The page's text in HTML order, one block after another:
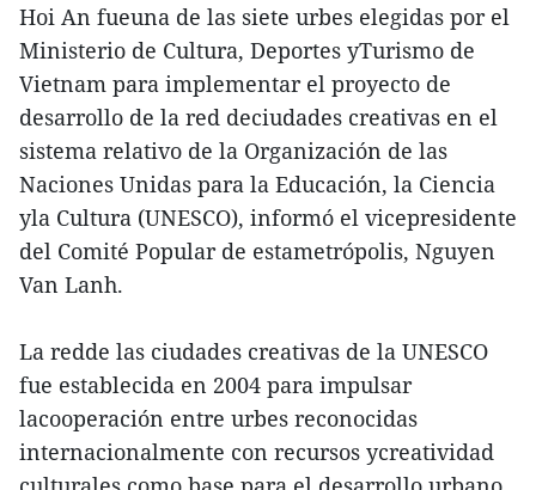
Hoi An fueuna de las siete urbes elegidas por el
Ministerio de Cultura, Deportes yTurismo de
Vietnam para implementar el proyecto de
desarrollo de la red deciudades creativas en el
sistema relativo de la Organización de las
Naciones Unidas para la Educación, la Ciencia
yla Cultura (UNESCO), informó el vicepresidente
del Comité Popular de estametrópolis, Nguyen
Van Lanh.
La redde las ciudades creativas de la UNESCO
fue establecida en 2004 para impulsar
lacooperación entre urbes reconocidas
internacionalmente con recursos ycreatividad